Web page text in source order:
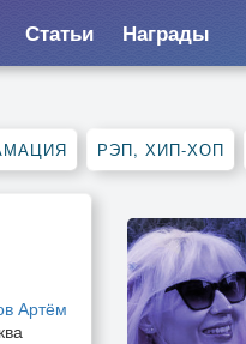
Статьи Награды
РЭП, ХИП-ХОП
Артём